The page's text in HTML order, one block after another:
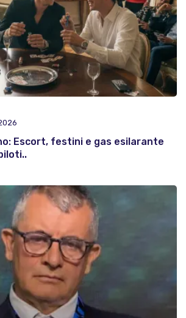
Escort, festini e gas esilarante